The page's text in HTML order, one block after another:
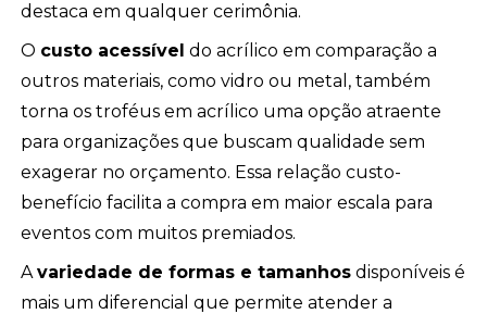
destaca em qualquer cerimônia.
O custo acessível do acrílico em comparação a
outros materiais, como vidro ou metal, também
torna os troféus em acrílico uma opção atraente
para organizações que buscam qualidade sem
exagerar no orçamento. Essa relação custo-
benefício facilita a compra em maior escala para
eventos com muitos premiados.
Avariedade de formas e tamanhos disponíveis é
mais um diferencial que permite atender a